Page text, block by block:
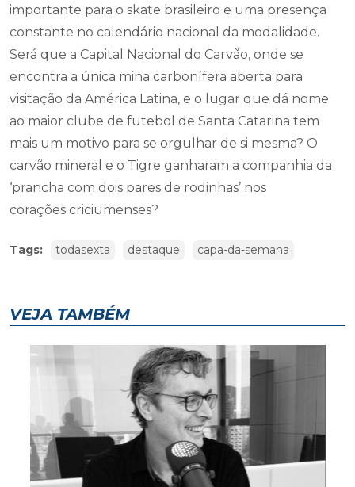
importante para o skate brasileiro e uma presença
constante no calendário nacional da modalidade.
Será que a Capital Nacional do Carvão, onde se
encontra a única mina carbonífera aberta para
visitação da América Latina, e o lugar que dá nome
ao maior clube de futebol de Santa Catarina tem
mais um motivo para se orgulhar de si mesma? O
carvão mineral e o Tigre ganharam a companhia da
‘prancha com dois pares de rodinhas’ nos
corações criciumenses?
Tags: todasexta destaque capa-da-semana
VEJA TAMBÉM